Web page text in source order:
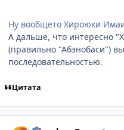
Ну вообщето Хироюки
А дальше, что интересно
(правильно "Абэнобаси")
последовательностью.
Цитата